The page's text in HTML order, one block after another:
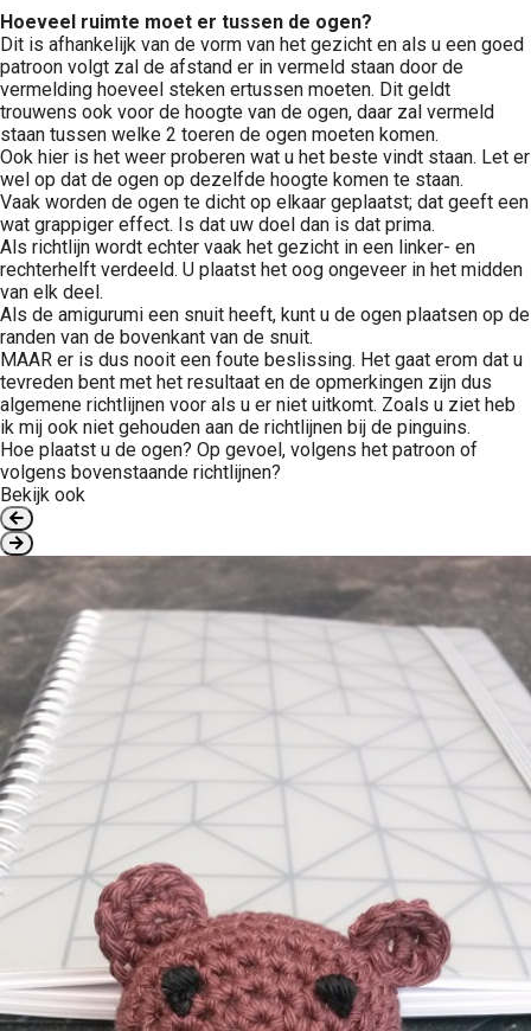
Hoeveel ruimte moet er tussen de ogen?
Dit is afhankelijk van de vorm van het gezicht en als u een goed
patroon volgt zal de afstand er in vermeld staan door de
vermelding hoeveel steken ertussen moeten. Dit geldt
trouwens ook voor de hoogte van de ogen, daar zal vermeld
staan tussen welke 2 toeren de ogen moeten komen.
Ook hier is het weer proberen wat u het beste vindt staan. Let er
wel op dat de ogen op dezelfde hoogte komen te staan.
Vaak worden de ogen te dicht op elkaar geplaatst; dat geeft een
wat grappiger effect. Is dat uw doel dan is dat prima.
Als richtlijn wordt echter vaak het gezicht in een linker- en
rechterhelft verdeeld. U plaatst het oog ongeveer in het midden
van elk deel.
Als de amigurumi een snuit heeft, kunt u de ogen plaatsen op de
randen van de bovenkant van de snuit.
MAAR er is dus nooit een foute beslissing. Het gaat erom dat u
tevreden bent met het resultaat en de opmerkingen zijn dus
algemene richtlijnen voor als u er niet uitkomt. Zoals u ziet heb
ik mij ook niet gehouden aan de richtlijnen bij de pinguins.
Hoe plaatst u de ogen? Op gevoel, volgens het patroon of
volgens bovenstaande richtlijnen?
Bekijk ook